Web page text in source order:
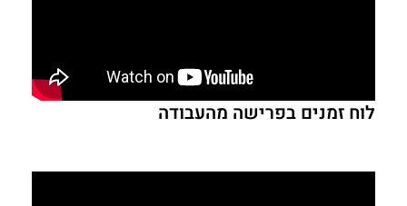
לוח זמנים בפרישה מהעבודה